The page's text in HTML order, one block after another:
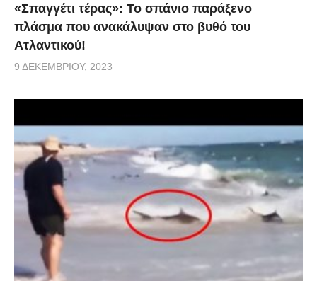
«Σπαγγέτι τέρας»: Το σπάνιο παράξενο
πλάσμα που ανακάλυψαν στο βυθό του
Ατλαντικού!
9 ΔΕΚΕΜΒΡΊΟΥ, 2023